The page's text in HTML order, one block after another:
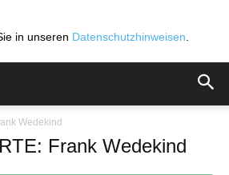
in unseren Datenschutzhinweisen
Wedekind
Frank Wedekind